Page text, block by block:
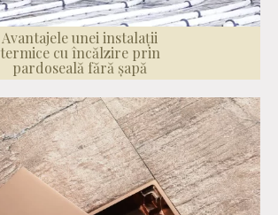
Avantajele unei instalații
termice cu încălzire prin
pardoseală fără șapă